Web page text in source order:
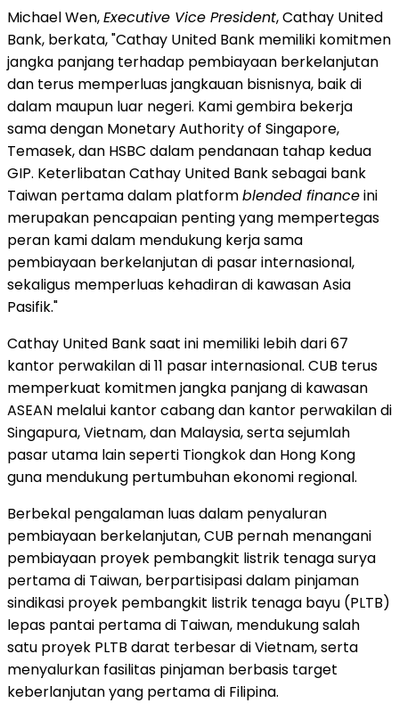
Michael Wen,Executive Vice President, Cathay United
Bank, berkata, "Cathay United Bank memiliki komitmen
jangka panjang terhadap pembiayaan berkelanjutan
dan terus memperluas jangkauan bisnisnya, baik di
dalam maupun luar negeri. Kami gembira bekerja
sama dengan Monetary Authority of Singapore,
Temasek, dan HSBC dalam pendanaan tahap kedua
GIP. Keterlibatan Cathay United Bank sebagai bank
Taiwan pertama dalam platformblended financeini
merupakan pencapaian penting yang mempertegas
peran kami dalam mendukung kerja sama
pembiayaan berkelanjutan di pasar internasional,
sekaligus memperluas kehadiran di kawasan Asia
Pasifik."
Cathay United Bank saat ini memiliki lebih dari 67
kantor perwakilan di 11 pasar internasional. CUB terus
memperkuat komitmen jangka panjang di kawasan
ASEAN melalui kantor cabang dan kantor perwakilan di
Singapura, Vietnam, dan Malaysia, serta sejumlah
pasar utama lain seperti Tiongkok dan Hong Kong
guna mendukung pertumbuhan ekonomi regional.
Berbekal pengalaman luas dalam penyaluran
pembiayaan berkelanjutan, CUB pernah menangani
pembiayaan proyek pembangkit listrik tenaga surya
pertama di Taiwan, berpartisipasi dalam pinjaman
sindikasi proyek pembangkit listrik tenaga bayu (PLTB)
lepas pantai pertama di Taiwan, mendukung salah
satu proyek PLTB darat terbesar di Vietnam, serta
menyalurkan fasilitas pinjaman berbasis target
keberlanjutan yang pertama di Filipina.